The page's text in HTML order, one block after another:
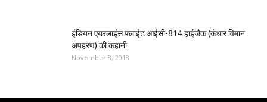
इंडियन एयरलाइंस फ्लाईट आईसी-814 हाईजैक (कंधार विमान
अपहरण) की कहानी
November 8, 2018